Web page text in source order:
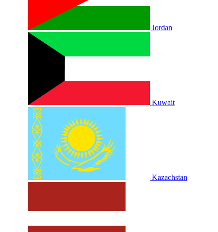
Jordan
Kuwait
Kazachstan